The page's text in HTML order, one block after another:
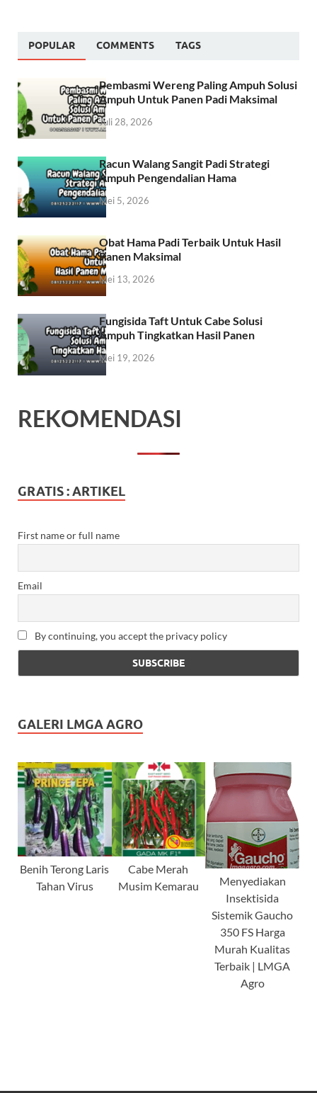
POPULAR COMMENTS TAGS
Pembasmi Wereng Paling Ampuh Solusi
Ampuh Untuk Panen Padi Maksimal
Juli 28, 2026
Racun Walang Sangit Padi Strategi
Ampuh Pengendalian Hama
Mei 5, 2026
Obat Hama Padi Terbaik Untuk Hasil
Panen Maksimal
Mei 13, 2026
Fungisida Taft Untuk Cabe Solusi
Ampuh Tingkatkan Hasil Panen
Mei 19, 2026
REKOMENDASI
GRATIS : ARTIKEL
First name or full name
Email
By continuing, you accept the privacy policy
GALERI LMGA AGRO
Benih Terong Laris
Tahan Virus
Cabe Merah
Musim Kemarau
Menyediakan
Insektisida
Sistemik Gaucho
350 FS Harga
Murah Kualitas
Terbaik | LMGA
Agro